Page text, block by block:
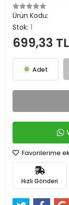
Ürün Kodu:
Stok: 1
699,33 TL
Adet
Favorilerime
Hızlı Gönderi